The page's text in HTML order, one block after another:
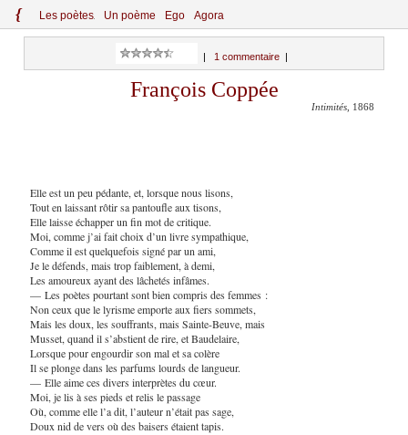
{ Les poètes Un poème Ego Agora
1 commentaire|
François Coppée
Intimités , 1868
Elle est un peu pédante, et, lorsque nous lisons,
Tout en laissant rôtir sa pantoufle aux tisons,
Elle laisse échapper un fin mot de critique.
Moi, comme j’ai fait choix d’un livre sympathique,
Comme il est quelquefois signé par un ami,
Je le défends, mais trop faiblement, à demi,
Les amoureux ayant des lâchetés infâmes.
— Les poètes pourtant sont bien compris des femmes :
Non ceux que le lyrisme emporte aux fiers sommets,
Mais les doux, les souffrants, mais Sainte-Beuve, mais
Musset, quand il s’abstient de rire, et Baudelaire,
Lorsque pour engourdir son mal et sa colère
Il se plonge dans les parfums lourds de langueur.
— Elle aime ces divers interprètes du cœur.
Moi, je lis à ses pieds et relis le passage
Où, comme elle l’a dit, l’auteur n’était pas sage,
Doux nid de vers où des baisers étaient tapis.